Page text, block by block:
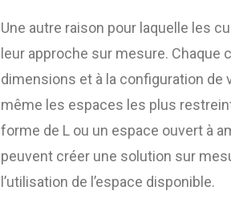
Une autre raison pour laquelle les
leur approche sur mesure. Chaque
dimensions et à la configuration
même les espaces les plus
forme de L ou un espace ouvert à
peuvent créer une solution sur
l’utilisation de l’espace disponible.